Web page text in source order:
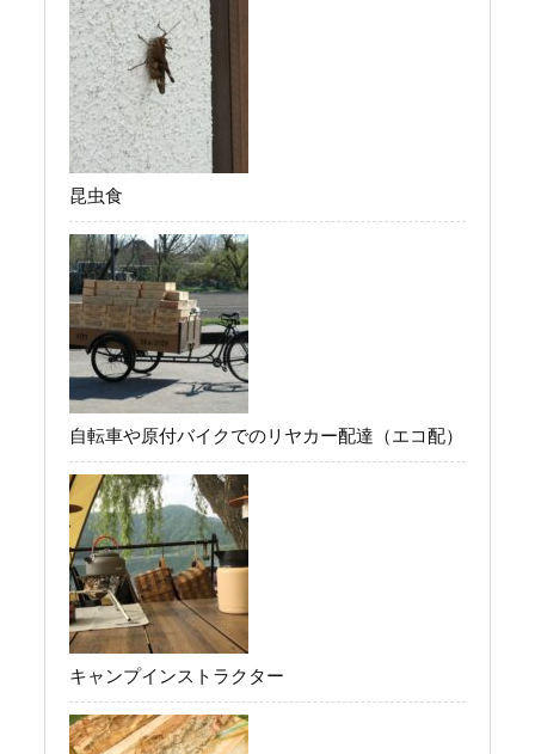
昆虫食
自転車や原付バイクでのリヤカー配達（エコ配）
キャンプインストラクター